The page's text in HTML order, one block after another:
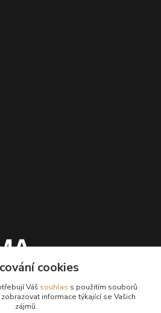
cookies
Váš souhlas s použitím souborů
informace týkající se Vašich
zájmů.